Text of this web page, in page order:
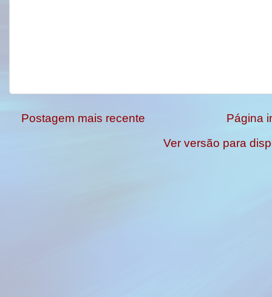
Postagem mais recente
Página
Ver versão para